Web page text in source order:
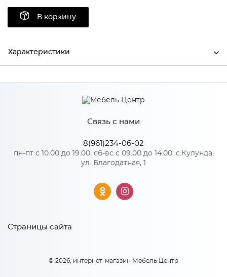
В корзину
Характеристики
Производитель МиФ
Лайт Грей
Количество упаковок: 1
Связь с нами
8(961)234-06-02
пн-пт с 10.00 до 19.00, сб-вс с 09.00 до 14.00, с.Кулунда,
ул. Благодатная, 1
Страницы сайта
© 2026, интернет-магазин Мебель Центр